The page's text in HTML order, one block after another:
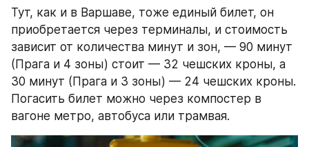
Тут, как и в Варшаве, тоже единый билет, он
приобретается через терминалы, и стоимость
зависит от количества минут и зон, — 90 минут
(Прага и 4 зоны) стоит — 32 чешских кроны, а
30 минут (Прага и 3 зоны) — 24 чешских кроны.
Погасить билет можно через компостер в
вагоне метро, автобуса или трамвая.